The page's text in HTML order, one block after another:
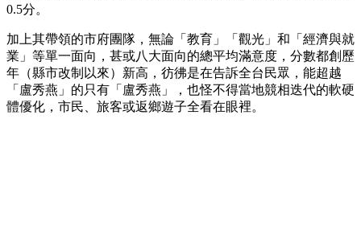
0.5分。
加上其帶領的市府團隊，無論「教育」「觀光」和「經濟與就
業」等單一面向，甚或八大面向的總平均滿意度，分數都創歷
年（縣市改制以來）新高，彷彿是在告訴全台民眾，能超越
「盧秀燕」的只有「盧秀燕」，也怪不得當地競相迭代的軟硬
體優化，市民、旅客或返鄉遊子全看在眼裡。